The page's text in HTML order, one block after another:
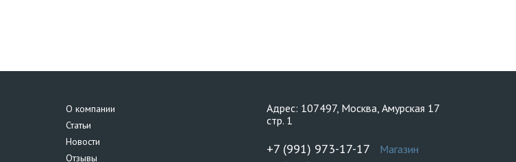
О компании
Статьи
Новости
Отзывы
Адрес: 107497, Москва, Амурская 17
стр. 1
+7 (991) 973-17-17 Магазин